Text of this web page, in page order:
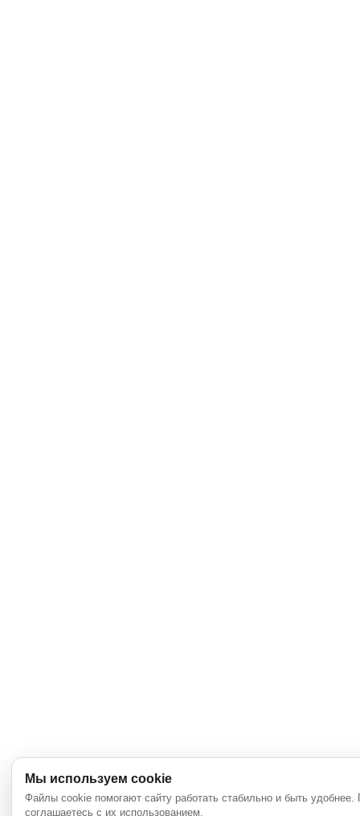
Мы используем cookie
Файлы cookie помогают сайту работать стабильно и быть
соглашаетесь с их использованием.